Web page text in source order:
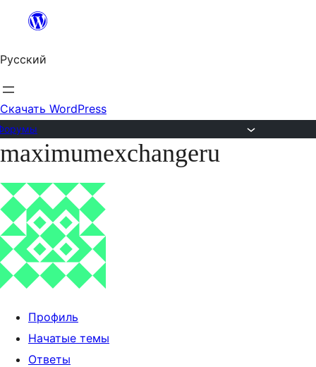
Перейти
содержимому
Русский
Скачать WordPress
Перейти
содержимому
maximumexchangeru
Профиль
Начатые темы
Ответы